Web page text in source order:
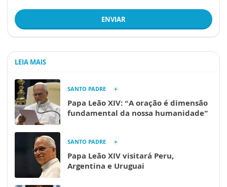
ENVIAR
LEIA MAIS
SANTO PADRE
Papa Leão XIV: “A oração é dimensão
fundamental da nossa humanidade”
SANTO PADRE
Papa Leão XIV visitará Peru,
Argentina e Uruguai